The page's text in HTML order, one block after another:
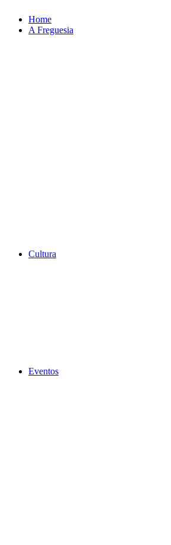
Home
A Freguesia
Cultura
Eventos